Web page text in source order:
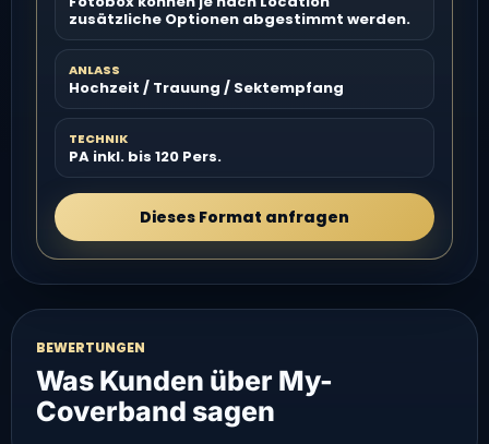
zusätzliche Optionen abgestimmt werden.
ANLASS
Hochzeit / Trauung / Sektempfang
TECHNIK
PA inkl. bis 120 Pers.
Dieses Format anfragen
BEWERTUNGEN
Was Kunden über My-
Coverband sagen